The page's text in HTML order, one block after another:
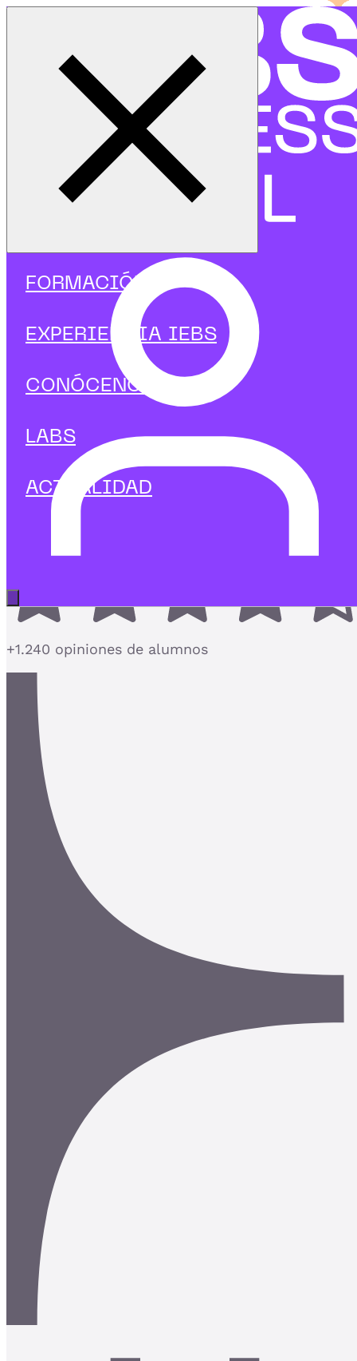
FORMACIÓN
EXPERIENCIA IEBS
CONÓCENOS
LABS
ACTUALIDAD
Inicio
Programas
Inteligencia Artificial
Curso de IA aplicado a Atención al Cliente
Curso de IA aplicado a Atención al
IA aplicada a Atención al Cliente: mejora la
experiencia y automatiza
+1.240 opiniones de alumnos